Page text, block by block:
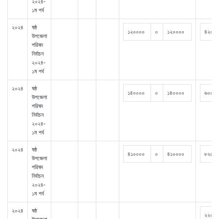
১ম পর্ব
২০২৪
ষষ্ঠ
উপজেলা
পরিষদ
নির্বাচন
২০২৪-
১ম পর্ব
১২০০০০ ০ ১২০০০০ ৪২০০০
২০২৪
ষষ্ঠ
উপজেলা
পরিষদ
নির্বাচন
২০২৪-
১ম পর্ব
১৪০০০০ ০ ১৪০০০০
২০২৪
ষষ্ঠ
উপজেলা
পরিষদ
নির্বাচন
২০২৪-
১ম পর্ব
৪১০০০০ ০ ৪১০০০০
২০২৪
ষষ্ঠ